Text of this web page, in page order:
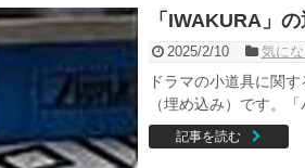
「IWAKURA」
2025/2/10 気にな
ドラマの小道具に関
（埋め込み）です。
記事を読む